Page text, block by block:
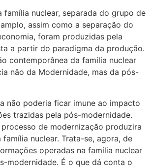
família nuclear, separada do grupo de
assim como a separação do
foram produzidas pela
a partir do paradigma da produção.
contemporânea da família nuclear
não da Modernidade, mas da pós-
não poderia ficar imune ao impacto
trazidas pela pós-modernidade.
de modernização produzira
nuclear. Trata-se, agora, de
operadas na família nuclear
modernidade. É o que dá conta o